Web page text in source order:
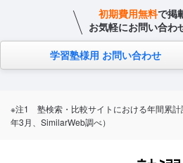
初期費用無料で掲
お気軽にお問い合わ
学習塾様用 お問い合わせ
※注1 塾検索・比較サイトにおける年間累
年3月、SimilarWeb調べ）